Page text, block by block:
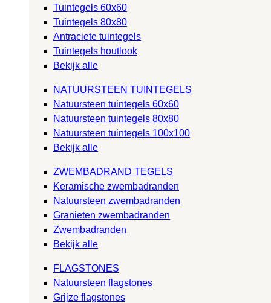
Tuintegels 60x60
Tuintegels 80x80
Antraciete tuintegels
Tuintegels houtlook
Bekijk alle
NATUURSTEEN TUINTEGELS
Natuursteen tuintegels 60x60
Natuursteen tuintegels 80x80
Natuursteen tuintegels 100x100
Bekijk alle
ZWEMBADRAND TEGELS
Keramische zwembadranden
Natuursteen zwembadranden
Granieten zwembadranden
Zwembadranden
Bekijk alle
FLAGSTONES
Natuursteen flagstones
Grijze flagstones